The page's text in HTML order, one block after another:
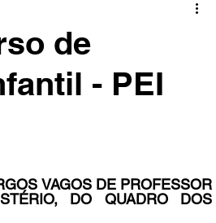
Publicações SEDIN
Online Analítica e Dados
de
- PEI
VAGOS DE PROFESSOR
DO QUADRO DOS